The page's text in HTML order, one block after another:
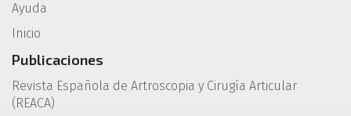
Ayuda
Inicio
Publicaciones
Revista Española de Artroscopia y Cirugía Articular
(REACA)